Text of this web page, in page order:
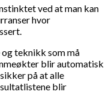
ved at man kan
hvor
teknikk som må
blir automatisk
på at alle
blir